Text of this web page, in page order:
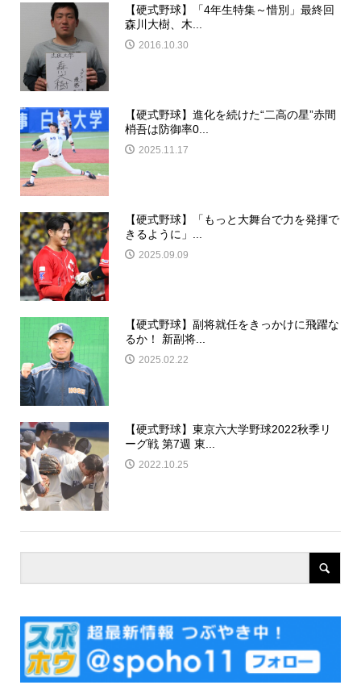
【硬式野球】「4年生特集～惜別」最終回
森川大樹、木...
2016.10.30
【硬式野球】進化を続けた“二高の星”赤間
梢吾は防御率0...
2025.11.17
【硬式野球】「もっと大舞台で力を発揮で
きるように」...
2025.09.09
【硬式野球】副将就任をきっかけに飛躍な
るか！ 新副将...
2025.02.22
【硬式野球】東京六大学野球2022秋季リ
ーグ戦 第7週 東...
2022.10.25